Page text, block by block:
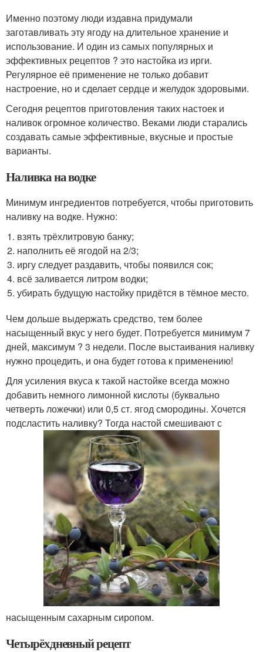
Именно поэтому люди издавна придумали
заготавливать эту ягоду на длительное хранение и
использование. И один из самых популярных и
эффективных рецептов ? это настойка из ирги.
Регулярное её применение не только добавит
настроение, но и сделает сердце и желудок здоровыми.
Сегодня рецептов приготовления таких настоек и
наливок огромное количество. Веками люди старались
создавать самые эффективные, вкусные и простые
варианты.
Наливка на водке
Минимум ингредиентов потребуется, чтобы приготовить
наливку на водке. Нужно:
взять трёхлитровую банку;
наполнить её ягодой на 2/3;
иргу следует раздавить, чтобы появился сок;
всё заливается литром водки;
убирать будущую настойку придётся в тёмное место.
Чем дольше выдержать средство, тем более
насыщенный вкус у него будет. Потребуется минимум 7
дней, максимум ? 3 недели. После выстаивания наливку
нужно процедить, и она будет готова к применению!
Для усиления вкуса к такой настойке всегда можно
добавить немного лимонной кислоты (буквально
четверть ложечки) или 0,5 ст. ягод смородины. Хочется
подсластить наливку? Тогда настой смешивают с
насыщенным сахарным сиропом.
Четырёхдневный рецепт